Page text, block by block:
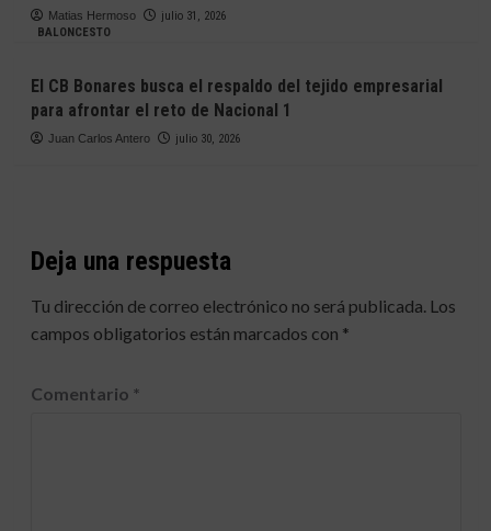
Matias Hermoso
julio 31, 2026
BALONCESTO
El CB Bonares busca el respaldo del tejido empresarial
para afrontar el reto de Nacional 1
Juan Carlos Antero julio 30, 2026
Deja una respuesta
Tu dirección de correo electrónico no será publicada. Los
campos obligatorios están marcados con *
Comentario *